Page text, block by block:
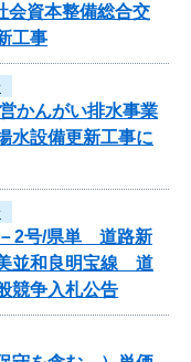
会資本整備総合交
工事
かんがい排水事業
設備更新工事に
－2号/県単 道路新
並和良明宝線 道
競争入札公告